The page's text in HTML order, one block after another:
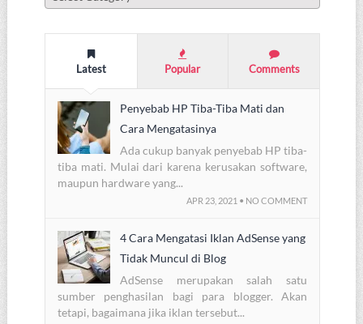
Latest Popular Comments
Penyebab HP Tiba-Tiba Mati dan
Cara Mengatasinya
Ada cukup banyak penyebab HP tiba-
tiba mati. Mulai dari karena kerusakan software,
maupun hardware yang...
APR 23, 2021 • NO COMMENT
4 Cara Mengatasi Iklan AdSense yang
Tidak Muncul di Blog
AdSense merupakan salah satu
sumber penghasilan bagi para blogger. Akan
tetapi, bagaimana jika iklan tersebut...